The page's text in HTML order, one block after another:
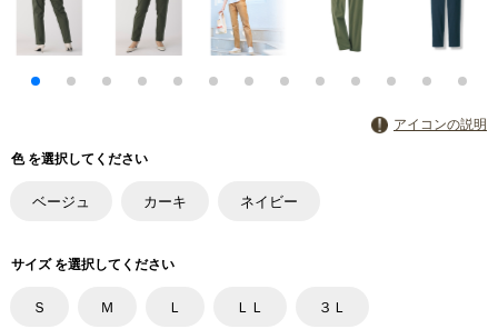
アイコンの説明
色 を選択してください
ベージュ カーキ ネイビー
サイズ を選択してください
Ｓ Ｍ Ｌ ＬＬ ３Ｌ